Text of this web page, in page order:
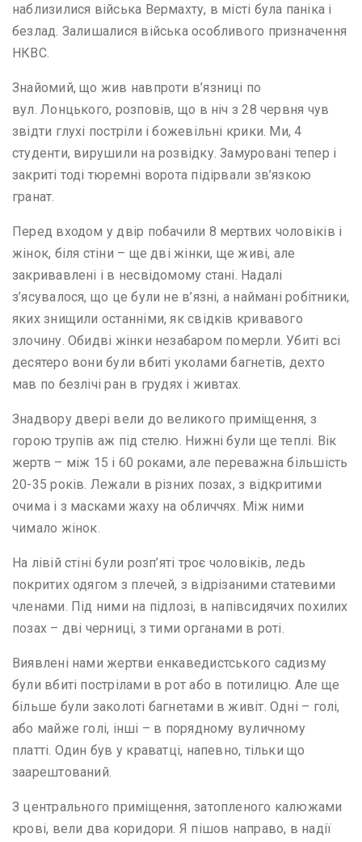
наблизилися війська Вермахту, в місті була паніка і
безлад. Залишалися війська особливого призначення
НКВС.
Знайомий, що жив навпроти в’язниці по
вул. Лонцького, розповів, що в ніч з 28 червня чув
звідти глухі постріли і божевільні крики. Ми, 4
студенти, вирушили на розвідку. Замуровані тепер і
закриті тоді тюремні ворота підірвали зв’язкою
гранат.
Перед входом у двір побачили 8 мертвих чоловіків і
жінок, біля стіни – ще дві жінки, ще живі, але
закривавлені і в несвідомому стані. Надалі
з’ясувалося, що це були не в’язні, а наймані робітники,
яких знищили останніми, як свідків кривавого
злочину. Обидві жінки незабаром померли. Убиті всі
десятеро вони були вбиті уколами багнетів, дехто
мав по безлічі ран в грудях і живтах.
Знадвору двері вели до великого приміщення, з
горою трупів аж під стелю. Нижні були ще теплі. Вік
жертв – між 15 і 60 роками, але переважна більшість
20-35 років. Лежали в різних позах, з відкритими
очима і з масками жаху на обличчях. Між ними
чимало жінок.
На лівій стіні були розп’яті троє чоловіків, ледь
покритих одягом з плечей, з відрізаними статевими
членами. Під ними на підлозі, в напівсидячих похилих
позах – дві черниці, з тими органами в роті.
Виявлені нами жертви енкаведистського садизму
були вбиті пострілами в рот або в потилицю. Але ще
більше були заколоті багнетами в живіт. Одні – голі,
або майже голі, інші – в порядному вуличному
платті. Один був у краватці, напевно, тільки що
заарештований.
З центрального приміщення, затопленого калюжами
крові, вели два коридори. Я пішов направо, в надії